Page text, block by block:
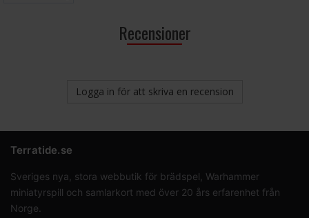
Recensioner
Logga in för att skriva en recension
Terratide.se
Sveriges nya, stora webbutik för brädspel, Warhammer
miniatyrspill och samlarkort med över 20 års erfarenhet från
Norge.